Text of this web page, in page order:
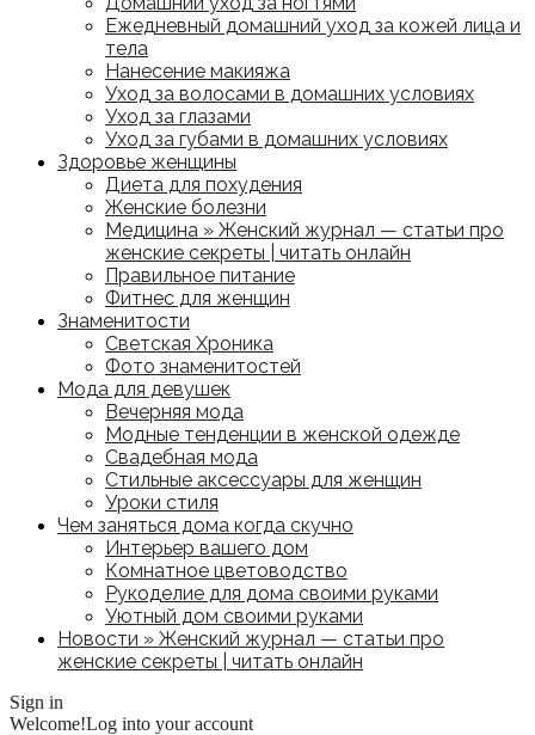
Ежедневный домашний уход за кожей лица и
тела
Нанесение макияжа
Уход за волосами в домашних условиях
Уход за глазами
Уход за губами в домашних условиях
Здоровье женщины
Диета для похудения
Женские болезни
Медицина » Женский журнал — статьи про
женские секреты | читать онлайн
Правильное питание
Фитнес для женщин
Знаменитости
Светская Хроника
Фото знаменитостей
Мода для девушек
Вечерняя мода
Модные тенденции в женской одежде
Свадебная мода
Стильные аксессуары для женщин
Уроки стиля
Чем заняться дома когда скучно
Интерьер вашего дом
Комнатное цветоводство
Рукоделие для дома своими руками
Уютный дом своими руками
Новости » Женский журнал — статьи про
женские секреты | читать онлайн
Sign in
Welcome!Log into your account